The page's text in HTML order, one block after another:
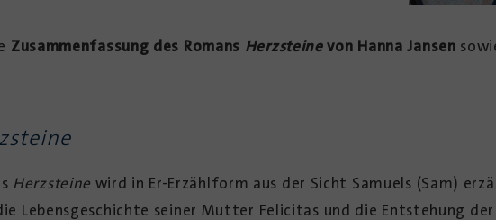
Zusammenfassung des Romans Herzsteinevon Hanna Jansen
Herzsteine wird in Er-Erzählform aus der Sicht Samuels (Sam)
Lebensgeschichte seiner Mutter Felicitas und die Entstehung der